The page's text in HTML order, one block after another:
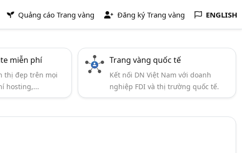
Quảng cáo Trang vàng Đăng ký Trang vàng ENGLISH
miễn phí
thị đẹp trên mọi
hosting,...
Trang vàng quốc tế
Kết nối DN Việt Nam với doanh
nghiệp FDI và thị trường quốc tế.